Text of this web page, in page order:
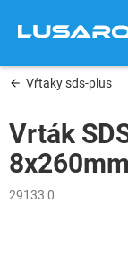
obsah
Vŕtaky sds-plus
Vrták
8x260mm
29133 0